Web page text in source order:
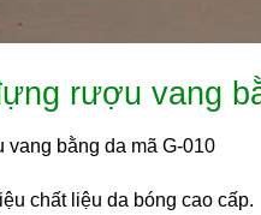
rượu vang
bằng da mã G-010
chất liệu da bóng cao cấp.